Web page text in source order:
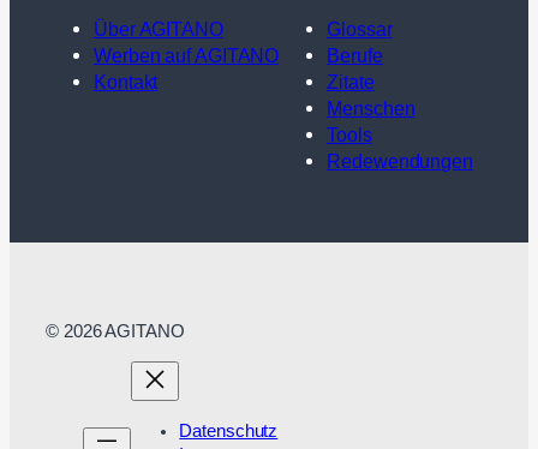
Über AGITANO
Werben auf AGITANO
Kontakt
Glossar
Berufe
Zitate
Menschen
Tools
Redewendungen
© 2026 AGITANO
Datenschutz